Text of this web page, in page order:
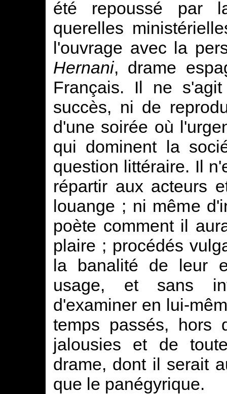
été repoussé par
querelles
l'ouvrage avec la
Hernani, drame
Français. Il ne
succès, ni de
d'une soirée où
qui dominent la
question littéraire. Il
répartir aux acteurs
louange ; ni même
poète comment il
plaire ; procédés
la banalité de leur
usage, et sans
d'examiner en lui-
temps passés, hors
jalousies et de
drame, dont il serait
que le panégyrique.